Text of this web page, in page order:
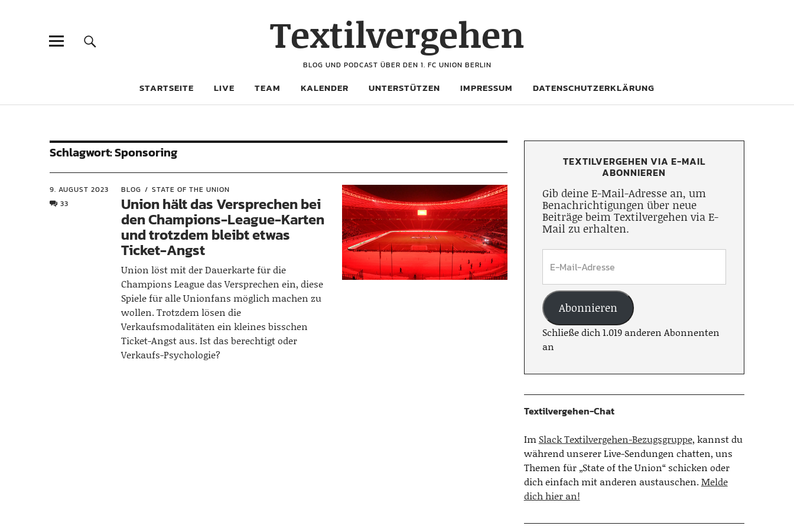
Textilvergehen
BLOG UND PODCAST ÜBER DEN 1. FC UNION BERLIN
STARTSEITE LIVE TEAM KALENDER UNTERSTÜTZEN IMPRESSUM DATENSCHUTZERKLÄRUNG
Schlagwort:Sponsoring
9. AUGUST 2023
33
BLOG STATE OF THE UNION
Union hält das Versprechen bei
den Champions-League-Karten
und trotzdem bleibt etwas
Ticket-Angst
Union löst mit der Dauerkarte für die
Champions League das Versprechen ein, diese
Spiele für alle Unionfans möglich machen zu
wollen. Trotzdem lösen die
Verkaufsmodalitäten ein kleines bisschen
Ticket-Angst aus. Ist das berechtigt oder
Verkaufs-Psychologie?
TEXTILVERGEHEN VIA E-MAIL
ABONNIEREN
Gib deine E-Mail-Adresse an, um
Benachrichtigungen über neue
Beiträge beim Textilvergehen via E-
Mail zu erhalten.
Abonnieren
Schließe dich 1.019 anderen Abonnenten
an
Textilvergehen-Chat
Im Slack Textilvergehen-Bezugsgruppe, kannst du
während unserer Live-Sendungen chatten, uns
Themen für „State of the Union“ schicken oder
dich einfach mit anderen austauschen.Melde
dich hier an!